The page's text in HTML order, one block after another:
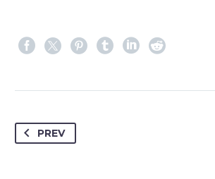
PREV